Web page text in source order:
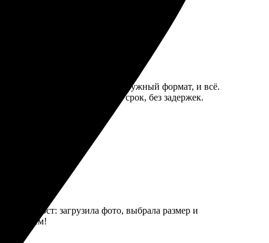
Загружала фото, выбрала нужный формат, и всё.
четкие. Заказ был готов в срок, без задержек.
прост: загрузила фото, выбрала размер и
всем!